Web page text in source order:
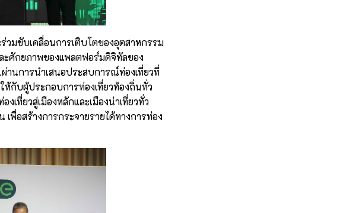
วมขับเคลื่อนการเติบโตของอุตสาหกรรม
ะศักยภาพของแพลตฟอร์มดิจิทัลของ
ผ่านการนำเสนอประสบการณ์ท่องเที่ยวที่
ห้กับผู้ประกอบการท่องเที่ยวท้องถิ่นทั่ว
เที่ยวสู่เมืองหลักและเมืองน่าเที่ยวทั่ว
เพื่อสร้างการกระจายรายได้ทางการท่อง